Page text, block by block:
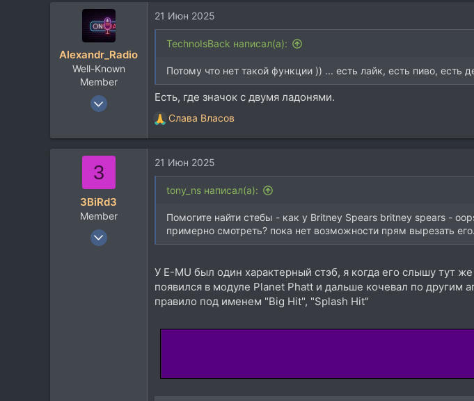
Alexandr_Radio
Well-Known
Member
18 Авг 2020
83
21 Июн 2025
TechnoIsBack написал(а):
Потому что нет такой функции )) ... есть лайк, есть пиво, есть
Есть, где значок с двумя ладонями.
Р
е
к
ц
Слава Власов
3
3BiRd3
Member
17 Мар 2014
21 Июн 2025
tony_ns написал(а):
Помогите найти стебы - как у Britney Spears britney spears -
примерно смотреть? пока нет возможности прям вырезать его.
У E-MU был один характерный стэб, я когда его слышу тут
появился в модуле Planet Phatt и дальше кочевал по другим
правило под именем "Big Hit", "Splash Hit"